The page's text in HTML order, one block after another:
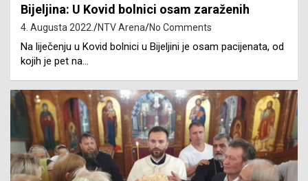
Bijeljina: U Kovid bolnici osam zaraženih
4. Augusta 2022. NTV Arena No Comments
Na liječenju u Kovid bolnici u Bijeljini je osam pacijenata, od
kojih je pet na…